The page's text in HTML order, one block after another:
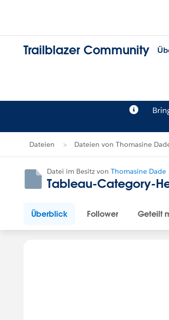
Trailblazer Community
Dateien Dateien von Thomasine
Datei im Besitz von Thomasine Dade
Tableau-Category-
Überblick Follower Geteilt